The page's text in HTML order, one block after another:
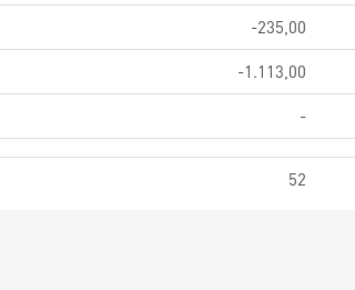
-235,00
-1.113,00
-
52